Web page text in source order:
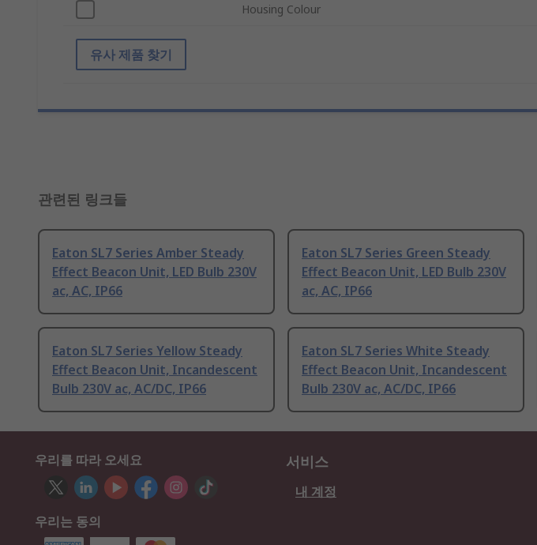
Housing Colour
유사 제품 찾기
관련된 링크들
Eaton SL7 Series Amber Steady
Effect Beacon Unit, LED Bulb 230V
ac, AC, IP66
Eaton SL7 Series Green Steady
Effect Beacon Unit, LED Bulb 230V
ac, AC, IP66
Eaton SL7 Series Yellow Steady
Effect Beacon Unit, Incandescent
Bulb 230V ac, AC/DC, IP66
Eaton SL7 Series White Steady
Effect Beacon Unit, Incandescent
Bulb 230V ac, AC/DC, IP66
우리를 따라 오세요
우리는 동의
서비스
내 계정